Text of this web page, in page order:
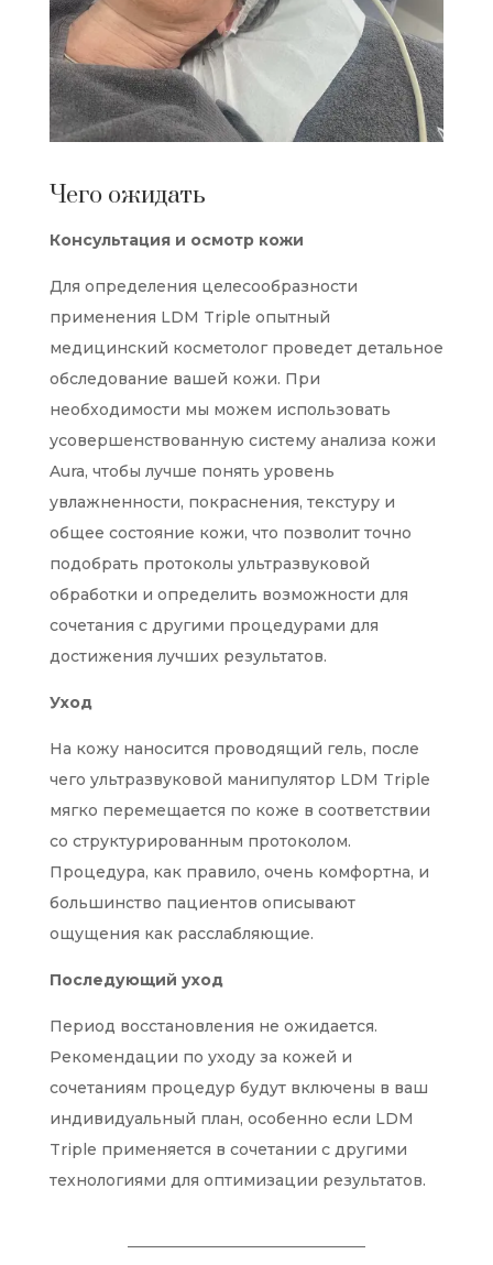
Чего ожидать
Консультация и осмотр кожи
Для определения целесообразности
применения LDM Triple опытный
медицинский косметолог проведет детальное
обследование вашей кожи. При
необходимости мы можем использовать
усовершенствованную систему анализа кожи
Aura, чтобы лучше понять уровень
увлажненности, покраснения, текстуру и
общее состояние кожи, что позволит точно
подобрать протоколы ультразвуковой
обработки и определить возможности для
сочетания с другими процедурами для
достижения лучших результатов.
Уход
На кожу наносится проводящий гель, после
чего ультразвуковой манипулятор LDM Triple
мягко перемещается по коже в соответствии
со структурированным протоколом.
Процедура, как правило, очень комфортна, и
большинство пациентов описывают
ощущения как расслабляющие.
Последующий уход
Период восстановления не ожидается.
Рекомендации по уходу за кожей и
сочетаниям процедур будут включены в ваш
индивидуальный план, особенно если LDM
Triple применяется в сочетании с другими
технологиями для оптимизации результатов.